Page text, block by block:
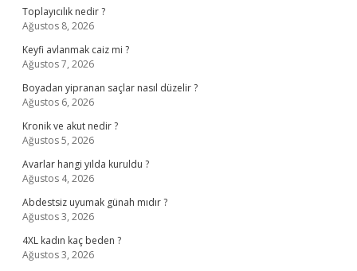
Toplayıcılık nedir ?
Ağustos 8, 2026
Keyfi avlanmak caiz mi ?
Ağustos 7, 2026
Boyadan yipranan saçlar nasıl düzelir ?
Ağustos 6, 2026
Kronik ve akut nedir ?
Ağustos 5, 2026
Avarlar hangi yılda kuruldu ?
Ağustos 4, 2026
Abdestsiz uyumak günah mıdır ?
Ağustos 3, 2026
4XL kadın kaç beden ?
Ağustos 3, 2026